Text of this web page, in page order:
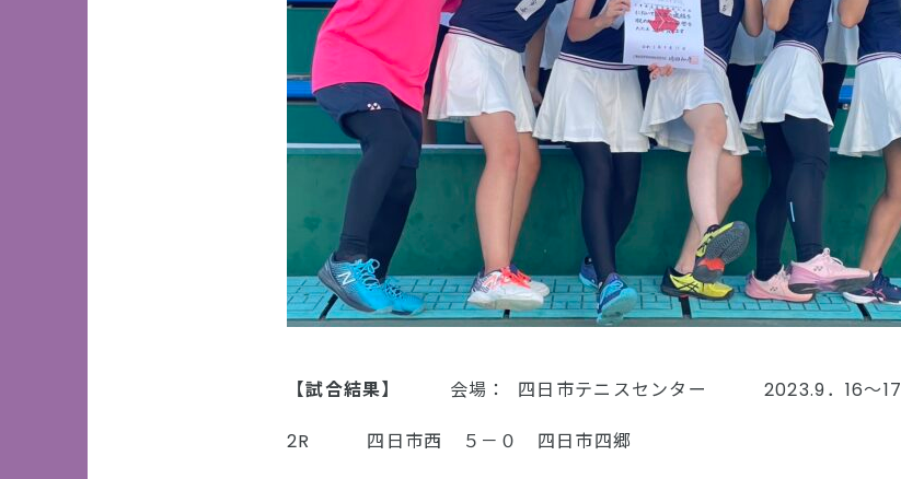
【試合結果】 会場： 四日市テニスセンター 2023.9．16～17
2R 四日市西 ５－０ 四日市四郷